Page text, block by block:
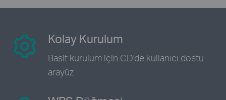
Kolay Kurulum
Basit kurulum için CD'de kullanıcı dostu
arayüz